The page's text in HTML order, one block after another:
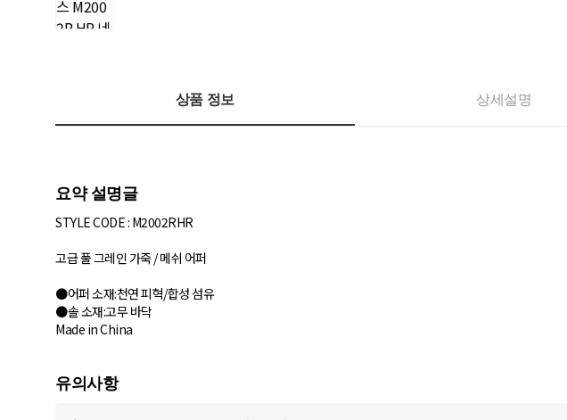
상품 정보 상세설명
요약 설명글
STYLE CODE : M2002RHR
고급 풀 그레인 가죽 / 메쉬 어퍼
●어퍼 소재:천연 피혁/합성 섬유
●솔 소재:고무 바닥
Made in China
유의사항